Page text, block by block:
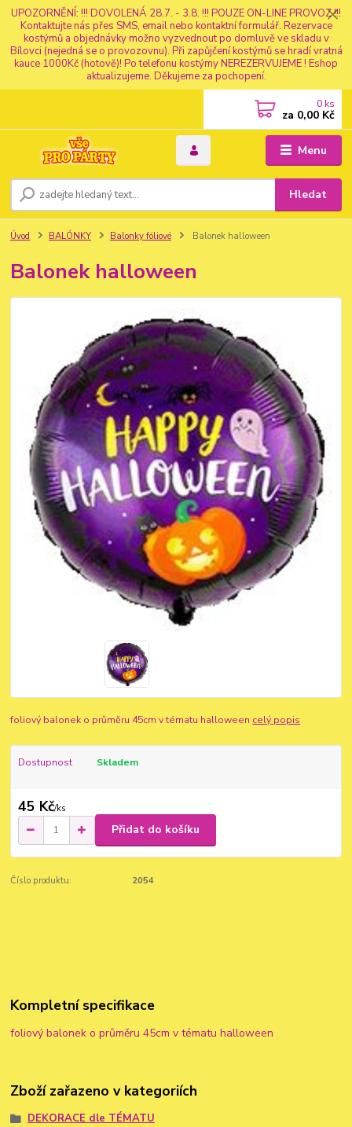
UPOZORNĚNÍ: !!! DOVOLENÁ 28.7. - 3.8. !!! POUZE ON-LINE PROVOZ !!!
Kontaktujte nás přes SMS, email nebo kontaktní formulář. Rezervace
kostýmů a objednávky možno vyzvednout po domluvě ve skladu v
Bílovci (nejedná se o provozovnu). Při zapůjčení kostýmů se hradí vratná
kauce 1000Kč (hotově)! Po telefonu kostýmy NEREZERVUJEME ! Eshop
aktualizujeme. Děkujeme za pochopení.
Menu
Hledat
0 ks
za 0,00 Kč
Úvod BALÓNKY Balonky fóliové Balonek halloween
Balonek halloween
foliový balonek o průměru 45cm v tématu halloween celý popis
Dostupnost Skladem
45 Kč/ks
Přidat do košíku
Číslo produktu: 2054
Kompletní specifikace
foliový balonek o průměru 45cm v tématu halloween
Zboží zařazeno v kategoriích
DEKORACE dle TÉMATU